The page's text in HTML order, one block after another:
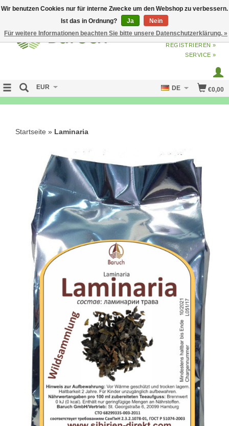
ANMELDENODERJETZT
REGISTRIEREN »
SERVICE »
€0,00
EUR DE
Startseite » Laminaria
Wir benutzen Cookies nur für interne Zwecke um den Webshop zu verbessern.
Ist das in Ordnung?
Ja
Nein
Für weitere Informationen beachten Sie bitte unsere Datenschutzerklärung. »